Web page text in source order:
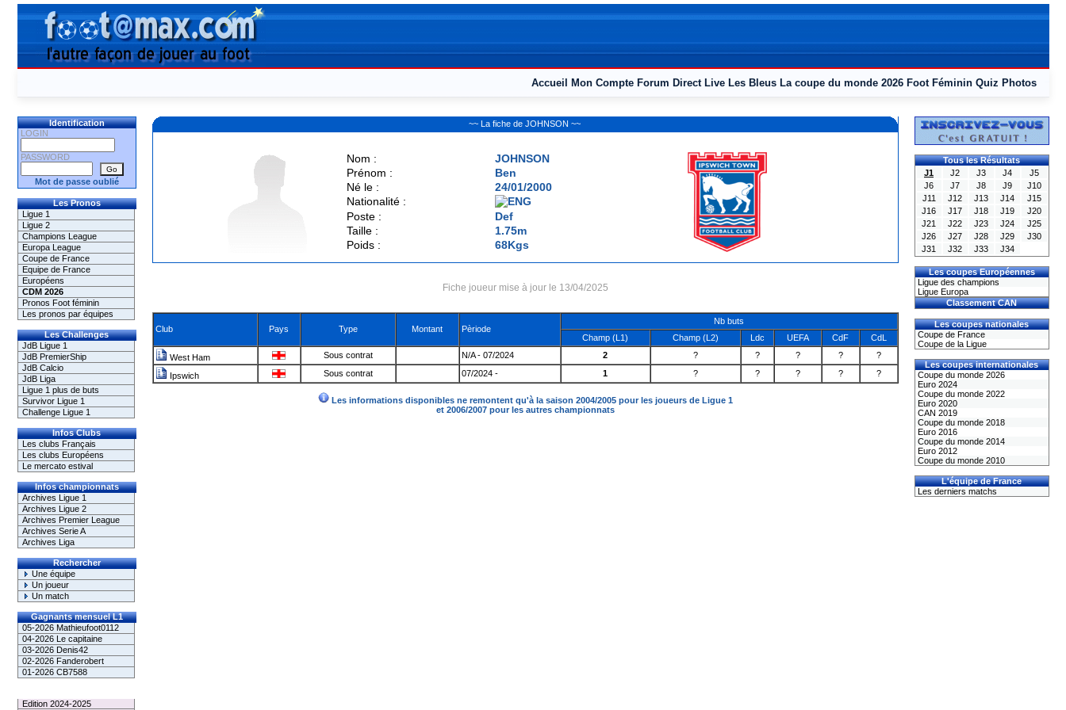
Accueil Mon Compte Forum Direct Live Les Bleus La coupe du monde 2026 Foot Féminin Quiz Photos
Identification
LOGIN
PASSWORD
Mot de passe oublié
Les Pronos
Ligue 1
Ligue 2
Champions League
Europa League
Coupe de France
Equipe de France
Européens
CDM 2026
Pronos Foot féminin
Les pronos par équipes
Les Challenges
JdB Ligue 1
JdB PremierShip
JdB Calcio
JdB Liga
Ligue 1 plus de buts
Survivor Ligue 1
Challenge Ligue 1
Infos Clubs
Les clubs Français
Les clubs Européens
Le mercato estival
Infos championnats
Archives Ligue 1
Archives Ligue 2
Archives Premier League
Archives Serie A
Archives Liga
Rechercher
Une équipe
Un joueur
Un match
Gagnants mensuel L1
05-2026 Mathieufoot0112
04-2026 Le capitaine
03-2026 Denis42
02-2026 Fanderobert
01-2026 CB7588
Edition 2024-2025
~~ La fiche de JOHNSON ~~
Nom :
JOHNSON
Prénom :
Ben
Né le :
24/01/2000
Nationalité :
Poste :
Def
Taille :
1.75m
Poids :
68Kgs
Fiche joueur mise à jour le 13/04/2025
Club Pays Type Montant Pèriode
Nb buts
Champ (L1)
Champ (L2) Ldc UEFA CdF CdL
West Ham Sous contrat N/A - 07/2024 2 ? ? ? ? ?
Ipswich Sous contrat 07/2024 - 1 ? ? ? ? ?
Les informations disponibles ne remontent qu'à la saison 2004/2005 pour les joueurs de Ligue 1
et 2006/2007 pour les autres championnats
Tous les Résultats
J1
J2 J3 J4
J5
J6
J7 J8 J9
J10
J11
J12 J13 J14
J15
J16
J17 J18 J19
J20
J21
J22 J23 J24
J25
J26
J27 J28 J29
J30
J31
J32 J33 J34
Les coupes Européennes
Ligue des champions
Ligue Europa
Classement CAN
Les coupes nationales
Coupe de France
Coupe de la Ligue
Les coupes internationales
Coupe du monde 2026
Euro 2024
Coupe du monde 2022
Euro 2020
CAN 2019
Coupe du monde 2018
Euro 2016
Coupe du monde 2014
Euro 2012
Coupe du monde 2010
L'équipe de France
Les derniers matchs